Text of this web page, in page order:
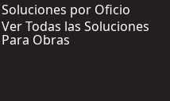
Soluciones por Oficio
Ver Todas las Soluciones
Para Obras